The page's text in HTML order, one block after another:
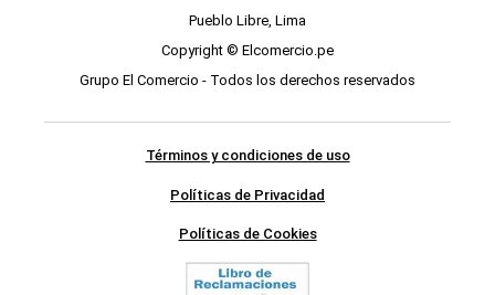
Pueblo Libre, Lima
Copyright © Elcomercio.pe
Grupo El Comercio - Todos los derechos reservados
Términos y condiciones de uso
Políticas de Privacidad
Políticas de Cookies